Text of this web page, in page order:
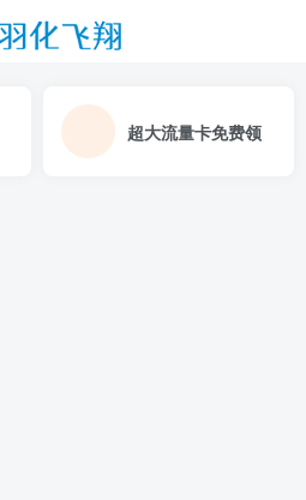
超大流量卡免费领